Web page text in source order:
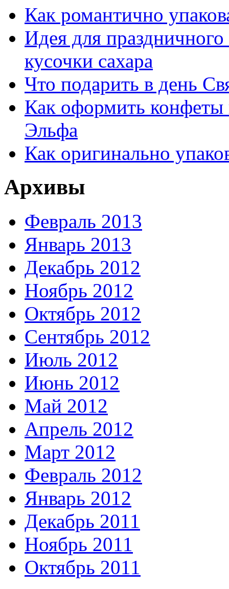
Как романтично
Идея для
кусочки сахара
Что подарить в день
Как оформить
Эльфа
Как оригинально
Архивы
Февраль 2013
Январь 2013
Декабрь 2012
Ноябрь 2012
Октябрь 2012
Сентябрь 2012
Июль 2012
Июнь 2012
Май 2012
Апрель 2012
Март 2012
Февраль 2012
Январь 2012
Декабрь 2011
Ноябрь 2011
Октябрь 2011